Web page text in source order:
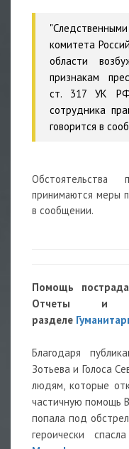
комитета
области
признакам
ст. 317 УК РФ
сотрудника
говорится в
Обстоятельства
принимаются меры
в сообщении.
Помощь
Отчеты и
разделе
Благодаря
Зотьева и Голоса
людям, которые
частичную помощь
попала под
героически